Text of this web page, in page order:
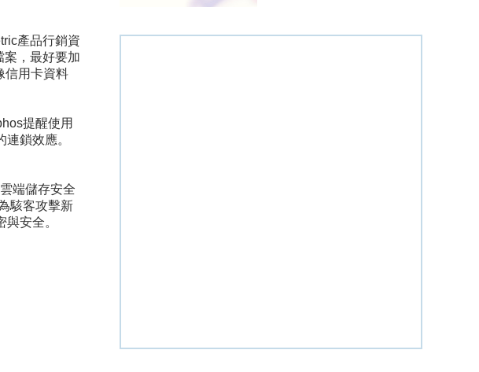
產品行銷資
案，最好要加
信用卡資料
提醒使用
鎖效應。
端儲存安全
駭客攻擊新
安全。